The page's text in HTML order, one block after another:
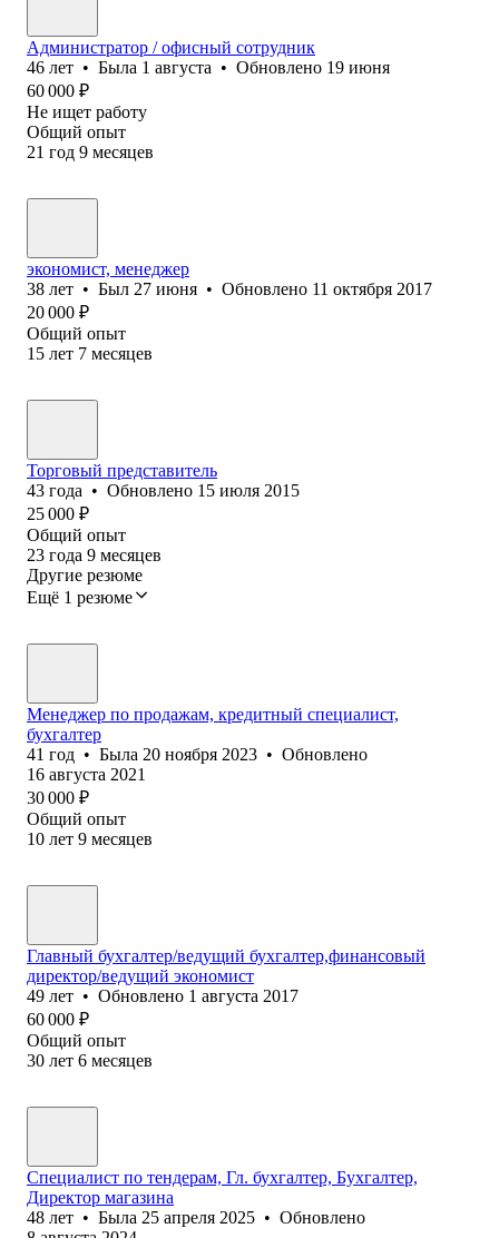
Администратор / офисный сотрудник
46 лет • Была 1 августа • Обновлено 19 июня
60 000 ₽
Не ищет работу
Общий опыт
21 год 9 месяцев
экономист, менеджер
38 лет • Был 27 июня • Обновлено 11 октября 2017
20 000 ₽
Общий опыт
15 лет 7 месяцев
Торговый представитель
43 года • Обновлено 15 июля 2015
25 000 ₽
Общий опыт
23 года 9 месяцев
Другие резюме
Ещё 1 резюме
Менеджер по продажам, кредитный специалист,
бухгалтер
41 год • Была 20 ноября 2023 • Обновлено
16 августа 2021
30 000 ₽
Общий опыт
10 лет 9 месяцев
Главный бухгалтер/ведущий бухгалтер,финансовый
директор/ведущий экономист
49 лет • Обновлено 1 августа 2017
60 000 ₽
Общий опыт
30 лет 6 месяцев
Специалист по тендерам, Гл. бухгалтер, Бухгалтер,
Директор магазина
48 лет • Была 25 апреля 2025 • Обновлено